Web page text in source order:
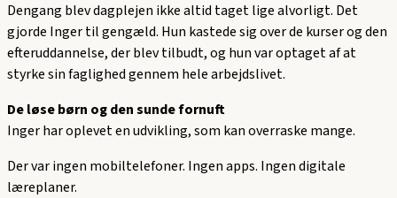
Dengang blev dagplejen ikke altid taget lige alvorligt. Det
gjorde Inger til gengæld. Hun kastede sig over de kurser og den
efteruddannelse, der blev tilbudt, og hun var optaget af at
styrke sin faglighed gennem hele arbejdslivet.
De løse børn og den sunde fornuft
Inger har oplevet en udvikling, som kan overraske mange.
Der var ingen mobiltelefoner. Ingen apps. Ingen digitale
læreplaner.